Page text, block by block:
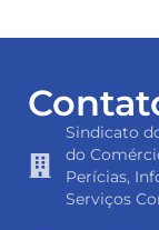
Sindicato
do
Perícias,
Serviços